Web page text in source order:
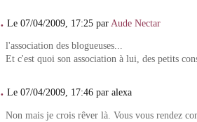
Le 07/04/2009, 17:25 par Aude Nectar
l'association des blogueuses...
Et c'est quoi son association à lui, des petits
Le 07/04/2009, 17:46 par alexa
Non mais je crois rêver là. Vous vous rendez